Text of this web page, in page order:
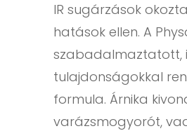
IR sugárzások
hatások ellen. A
szabadalmaztatott,
tulajdonságokkal
formula. Árnika
varázsmogyorót,